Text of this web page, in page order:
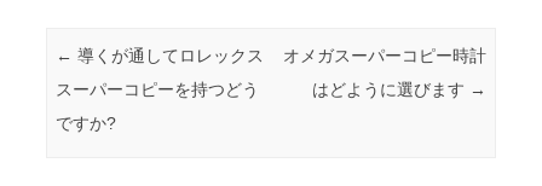
投稿ナビゲーション
← 導くが通してロレックス
スーパーコピーを持つどう
ですか?
オメガスーパーコピー時計
はどように選びます →